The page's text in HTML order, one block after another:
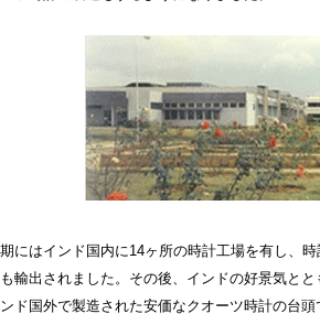
にはインド国内に14ヶ所の時計工場を有し、
輸出されました。その後、インドの好景気と
ド国外で製造された安価なクオーツ時計の台